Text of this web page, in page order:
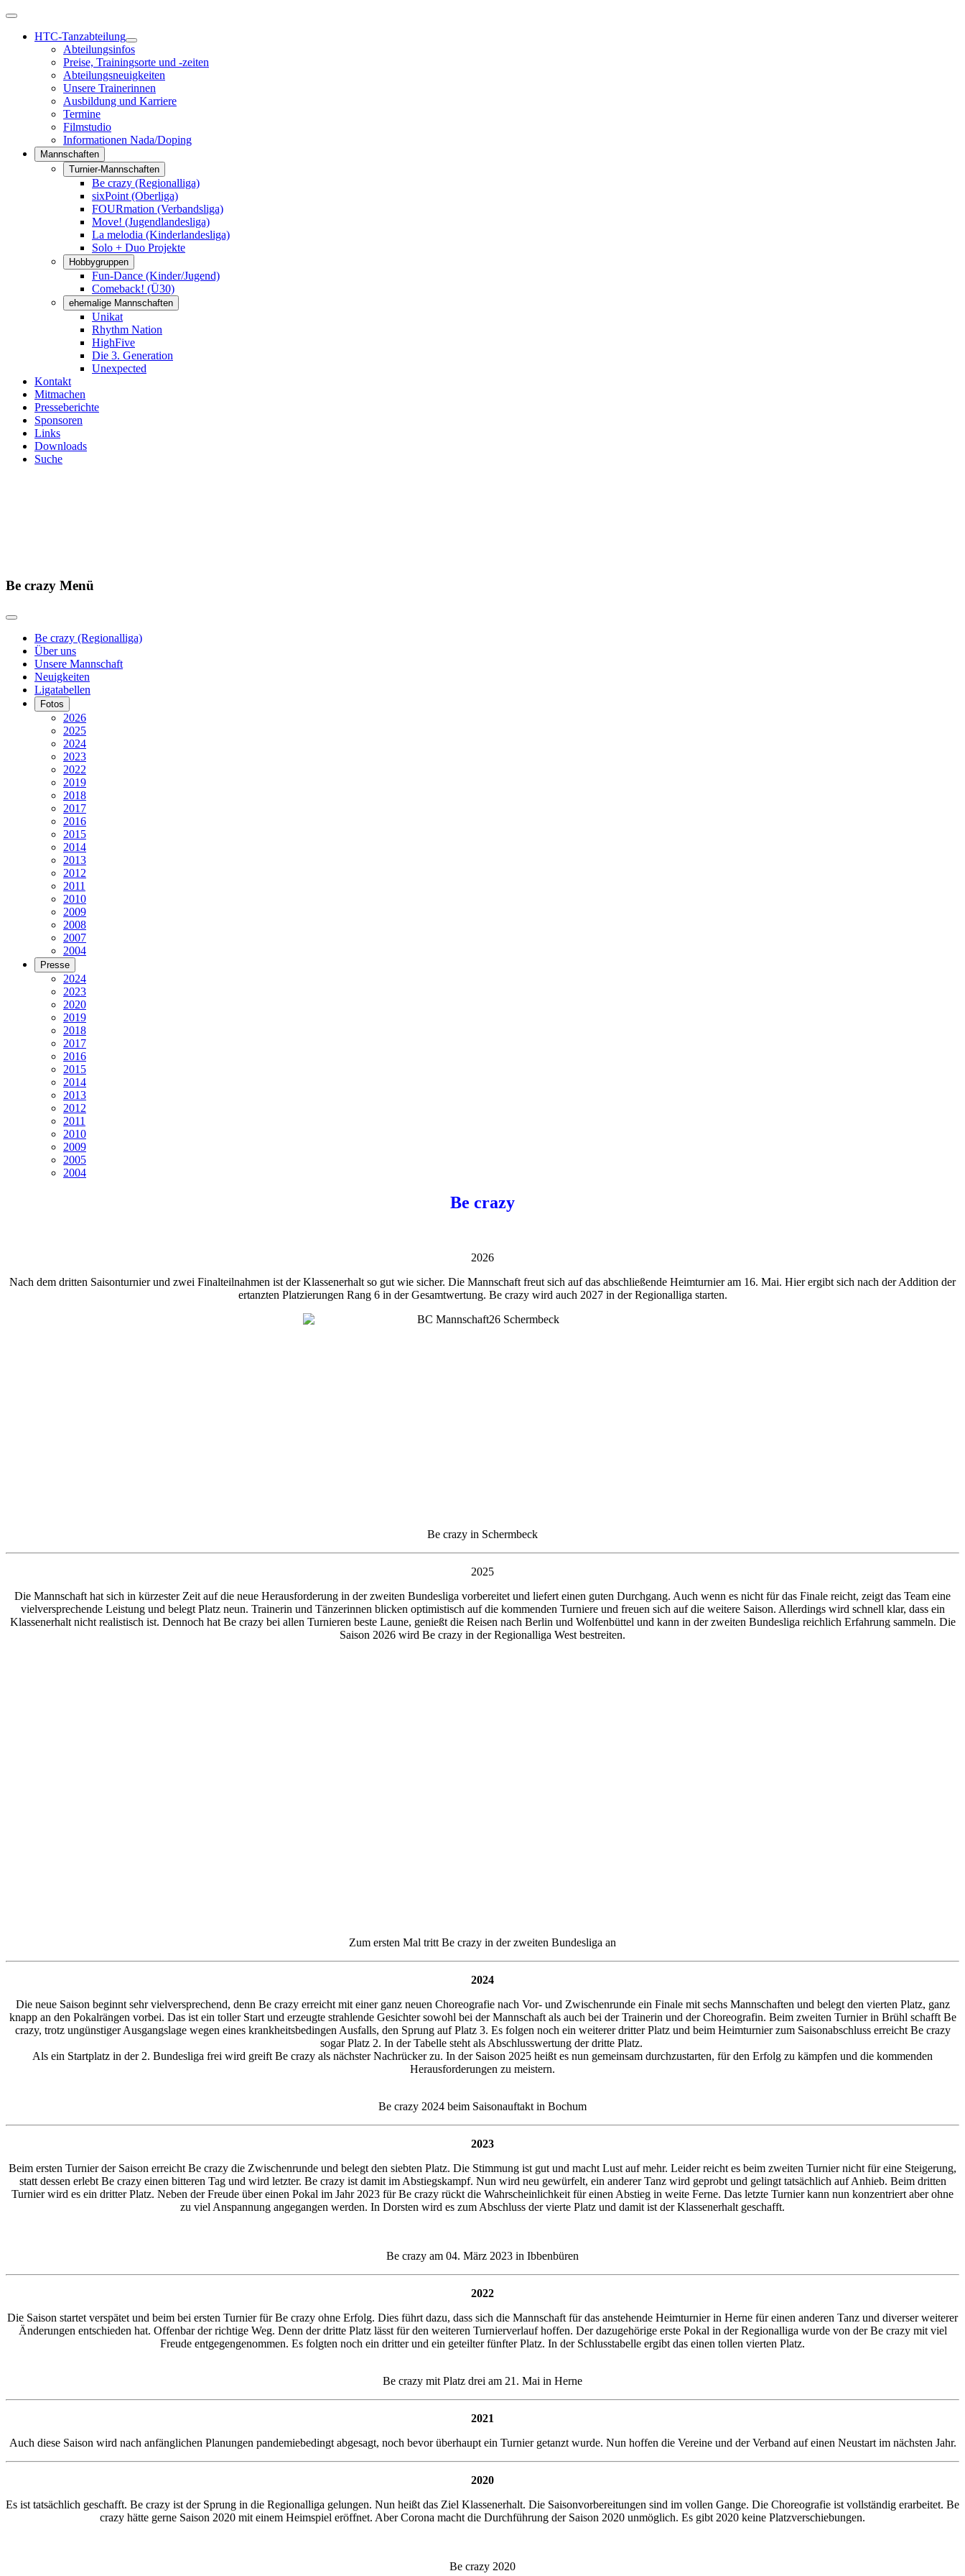
HTC-Tanzabteilung
Abteilungsinfos
Preise, Trainingsorte und -zeiten
Abteilungsneuigkeiten
Unsere Trainerinnen
Ausbildung und Karriere
Termine
Filmstudio
Informationen Nada/Doping
Mannschaften
Turnier-Mannschaften
Be crazy (Regionalliga)
sixPoint (Oberliga)
FOURmation (Verbandsliga)
Move! (Jugendlandesliga)
La melodia (Kinderlandesliga)
Solo + Duo Projekte
Hobbygruppen
Fun-Dance (Kinder/Jugend)
Comeback! (Ü30)
ehemalige Mannschaften
Unikat
Rhythm Nation
HighFive
Die 3. Generation
Unexpected
Kontakt
Mitmachen
Presseberichte
Sponsoren
Links
Downloads
Suche
Be crazy Menü
Be crazy (Regionalliga)
Über uns
Unsere Mannschaft
Neuigkeiten
Ligatabellen
Fotos
2026
2025
2024
2023
2022
2019
2018
2017
2016
2015
2014
2013
2012
2011
2010
2009
2008
2007
2004
Presse
2024
2023
2020
2019
2018
2017
2016
2015
2014
2013
2012
2011
2010
2009
2005
2004
Be crazy
2026
Nach dem dritten Saisonturnier und zwei Finalteilnahmen ist der Klassenerhalt so gut wie sicher. Die Mannschaft freut sich auf das abschließende Heimturnier am 16. Mai. Hier ergibt sich nach der Addition der
ertanzten Platzierungen Rang 6 in der Gesamtwertung. Be crazy wird auch 2027 in der Regionalliga starten.
Be crazy in Schermbeck
2025
Die Mannschaft hat sich in kürzester Zeit auf die neue Herausforderung in der zweiten Bundesliga vorbereitet und liefert einen guten Durchgang. Auch wenn es nicht für das Finale reicht, zeigt das Team eine
vielversprechende Leistung und belegt Platz neun. Trainerin und Tänzerinnen blicken optimistisch auf die kommenden Turniere und freuen sich auf die weitere Saison. Allerdings wird schnell klar, dass ein
Klassenerhalt nicht realistisch ist. Dennoch hat Be crazy bei allen Turnieren beste Laune, genießt die Reisen nach Berlin und Wolfenbüttel und kann in der zweiten Bundesliga reichlich Erfahrung sammeln. Die
Saison 2026 wird Be crazy in der Regionalliga West bestreiten.
Zum ersten Mal tritt Be crazy in der zweiten Bundesliga an
2024
Die neue Saison beginnt sehr vielversprechend, denn Be crazy erreicht mit einer ganz neuen Choreografie nach Vor- und Zwischenrunde ein Finale mit sechs Mannschaften und belegt den vierten Platz, ganz
knapp an den Pokalrängen vorbei. Das ist ein toller Start und erzeugte strahlende Gesichter sowohl bei der Mannschaft als auch bei der Trainerin und der Choreografin. Beim zweiten Turnier in Brühl schafft Be
crazy, trotz ungünstiger Ausgangslage wegen eines krankheitsbedingen Ausfalls, den Sprung auf Platz 3. Es folgen noch ein weiterer dritter Platz und beim Heimturnier zum Saisonabschluss erreicht Be crazy
sogar Platz 2. In der Tabelle steht als Abschlusswertung der dritte Platz.
Als ein Startplatz in der 2. Bundesliga frei wird greift Be crazy als nächster Nachrücker zu. In der Saison 2025 heißt es nun gemeinsam durchzustarten, für den Erfolg zu kämpfen und die kommenden
Herausforderungen zu meistern.
Be crazy 2024 beim Saisonauftakt in Bochum
2023
Beim ersten Turnier der Saison erreicht Be crazy die Zwischenrunde und belegt den siebten Platz. Die Stimmung ist gut und macht Lust auf mehr. Leider reicht es beim zweiten Turnier nicht für eine Steigerung,
statt dessen erlebt Be crazy einen bitteren Tag und wird letzter. Be crazy ist damit im Abstiegskampf. Nun wird neu gewürfelt, ein anderer Tanz wird geprobt und gelingt tatsächlich auf Anhieb. Beim dritten
Turnier wird es ein dritter Platz. Neben der Freude über einen Pokal im Jahr 2023 für Be crazy rückt die Wahrscheinlichkeit für einen Abstieg in weite Ferne. Das letzte Turnier kann nun konzentriert aber ohne
zu viel Anspannung angegangen werden. In Dorsten wird es zum Abschluss der vierte Platz und damit ist der Klassenerhalt geschafft.
Be crazy am 04. März 2023 in Ibbenbüren
2022
Die Saison startet verspätet und beim bei ersten Turnier für Be crazy ohne Erfolg. Dies führt dazu, dass sich die Mannschaft für das anstehende Heimturnier in Herne für einen anderen Tanz und diverser weiterer
Änderungen entschieden hat. Offenbar der richtige Weg. Denn der dritte Platz lässt für den weiteren Turnierverlauf hoffen. Der dazugehörige erste Pokal in der Regionalliga wurde von der Be crazy mit viel
Freude entgegengenommen. Es folgten noch ein dritter und ein geteilter fünfter Platz. In der Schlusstabelle ergibt das einen tollen vierten Platz.
Be crazy mit Platz drei am 21. Mai in Herne
2021
Auch diese Saison wird nach anfänglichen Planungen pandemiebedingt abgesagt, noch bevor überhaupt ein Turnier getanzt wurde. Nun hoffen die Vereine und der Verband auf einen Neustart im nächsten Jahr.
2020
Es ist tatsächlich geschafft. Be crazy ist der Sprung in die Regionalliga gelungen. Nun heißt das Ziel Klassenerhalt. Die Saisonvorbereitungen sind im vollen Gange. Die Choreografie ist vollständig erarbeitet. Be
crazy hätte gerne Saison 2020 mit einem Heimspiel eröffnet. Aber Corona macht die Durchführung der Saison 2020 unmöglich. Es gibt 2020 keine Platzverschiebungen.
Be crazy 2020